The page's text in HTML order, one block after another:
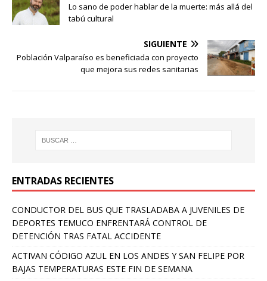
Lo sano de poder hablar de la muerte: más allá del
tabú cultural
SIGUIENTE
Población Valparaíso es beneficiada con proyecto
que mejora sus redes sanitarias
ENTRADAS RECIENTES
CONDUCTOR DEL BUS QUE TRASLADABA A JUVENILES DE
DEPORTES TEMUCO ENFRENTARÁ CONTROL DE
DETENCIÓN TRAS FATAL ACCIDENTE
ACTIVAN CÓDIGO AZUL EN LOS ANDES Y SAN FELIPE POR
BAJAS TEMPERATURAS ESTE FIN DE SEMANA